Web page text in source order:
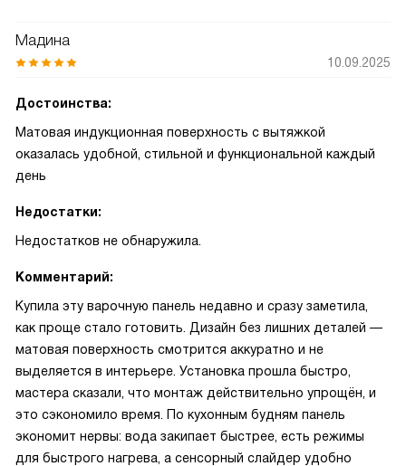
Мадина
10.09.2025
Достоинства:
Матовая индукционная поверхность с вытяжкой
оказалась удобной, стильной и функциональной каждый
день
Недостатки:
Недостатков не обнаружила.
Комментарий:
Купила эту варочную панель недавно и сразу заметила,
как проще стало готовить. Дизайн без лишних деталей —
матовая поверхность смотрится аккуратно и не
выделяется в интерьере. Установка прошла быстро,
мастера сказали, что монтаж действительно упрощён, и
это сэкономило время. По кухонным будням панель
экономит нервы: вода закипает быстрее, есть режимы
для быстрого нагрева, а сенсорный слайдер удобно